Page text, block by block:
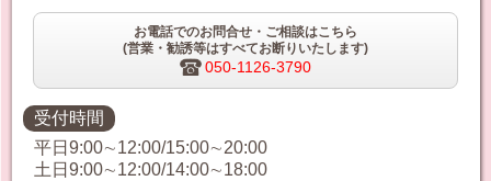
お電話でのお問合せ・ご相談はこちら
(営業・勧誘等はすべてお断りいたします)
050-1126-3790
受付時間
平日9:00∼12:00/15:00∼20:00
土日9:00∼12:00/14:00∼18:00